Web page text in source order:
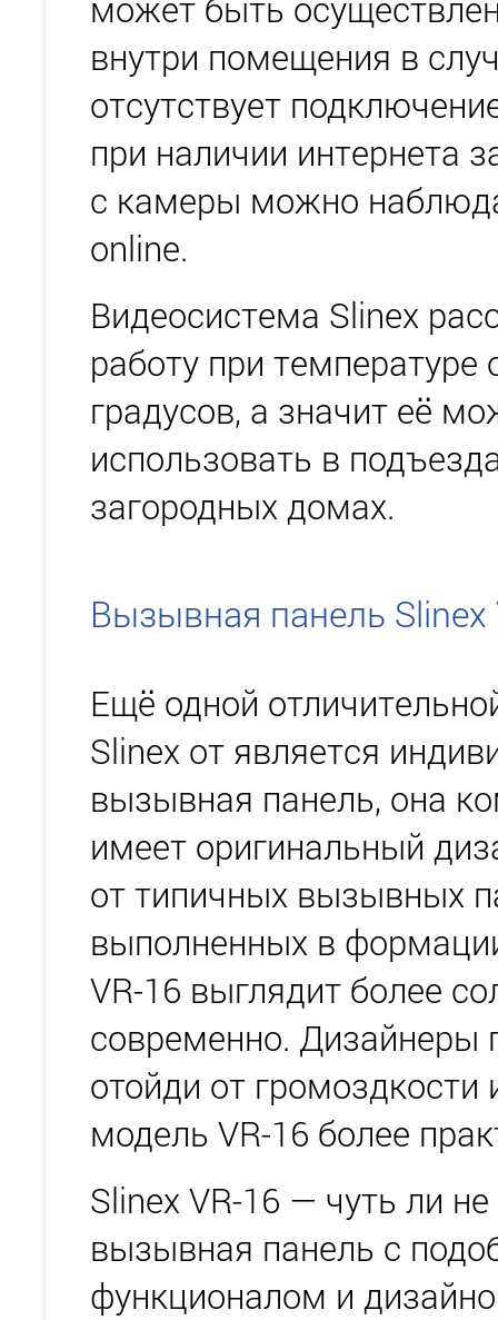
может быть
внутри помещения в
отсутствует
при наличии интернета
с камеры можно
online.
Видеосистема Slinex
работу при температуре
градусов, а значит её
использовать в
загородных домах.
Вызывная панель Slinex
Ещё одной
Slinex от является
вызывная панель, она
имеет оригинальный
от типичных вызывных
выполненных в
VR-16 выглядит более
современно. Дизайнеры
отойди от громоздкости
модель VR-16 более
Slinex VR-16 — чуть ли
вызывная панель с
функционалом и